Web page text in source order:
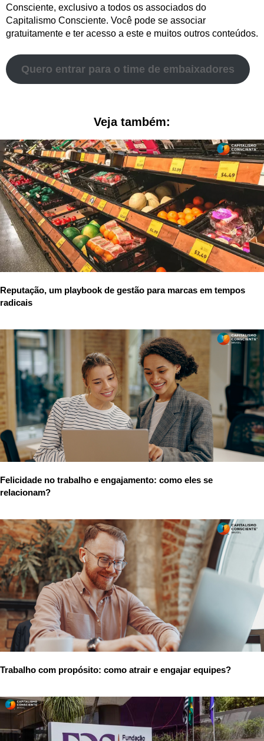
Consciente, exclusivo a todos os associados do
Capitalismo Consciente. Você pode se associar
gratuitamente e ter acesso a este e muitos outros conteúdos.
Quero entrar para o time de embaixadores
Veja também:
Reputação, um playbook de gestão para marcas em tempos
radicais
Felicidade no trabalho e engajamento: como eles se
relacionam?
Trabalho com propósito: como atrair e engajar equipes?